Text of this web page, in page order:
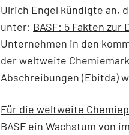
Ulrich Engel kündigte an,
unter: BASF: 5 Fakten zur
Unternehmen in den
der weltweite
Abschreibungen (Ebitda)
Für die weltweite
BASF ein Wachstum von